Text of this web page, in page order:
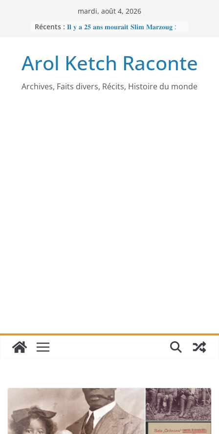
mardi, août 4, 2026
Récents : 𝐈𝐥 𝐲 𝐚 𝟐𝟓 𝐚𝐧𝐬 𝐦𝐨𝐮𝐫𝐚𝐢𝐭 𝐒𝐥𝐢𝐦 𝐌𝐚𝐫𝐳𝐨𝐮𝐠 :
𝐉𝐨𝐬𝐞𝐩𝐡 𝐍𝐝𝐢-𝐒𝐚𝐦𝐛𝐚, 𝐥𝐞 𝐛𝐚̂𝐭𝐢𝐬𝐬𝐞𝐮𝐫 𝐝’𝐞́𝐜𝐨𝐥𝐞𝐬
𝐒𝐨𝐮𝐭𝐢𝐞𝐧 𝐭𝐨𝐭𝐚𝐥 𝐚̀ 𝐑𝐞𝐛𝐞𝐜𝐜𝐚 𝐄𝐧𝐨𝐧𝐜𝐡𝐨𝐧𝐠
𝐑𝐚𝐦𝐬𝐞̀𝐬 𝐈𝐞𝐫 – 𝐋𝐞 𝐩𝐫𝐞𝐦𝐢𝐞𝐫 𝐨𝐫𝐝𝐢𝐧𝐚𝐭𝐞𝐮𝐫
Arol Ketch Raconte
Archives, Faits divers, Récits, Histoire du monde